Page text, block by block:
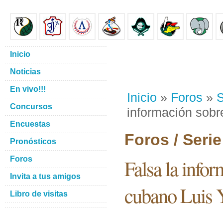
Inicio » Foros »
información
Foros /
Falsa la
cubano Luis
Inicio
Noticias
En vivo!!!
Concursos
Encuestas
Pronósticos
Foros
Invita a tus amigos
Libro de visitas